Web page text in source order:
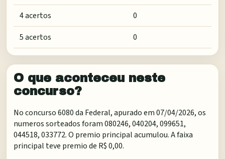
4 acertos
0
5 acertos
0
O que aconteceu neste
concurso?
No concurso 6080 da Federal, apurado em 07/04/2026, os
numeros sorteados foram 080246, 040204, 099651,
044518, 033772. O premio principal acumulou. A faixa
principal teve premio de R$ 0,00.